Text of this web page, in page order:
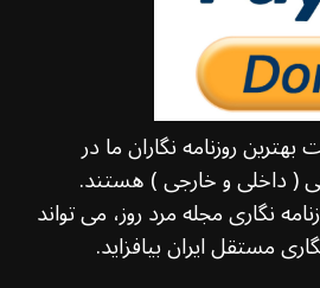
روزنامه نگاران ما در
( داخلی و خارجی ) هستند.
نگاری مجله مرد روز، می تواند
مستقل ایران بیافزاید.